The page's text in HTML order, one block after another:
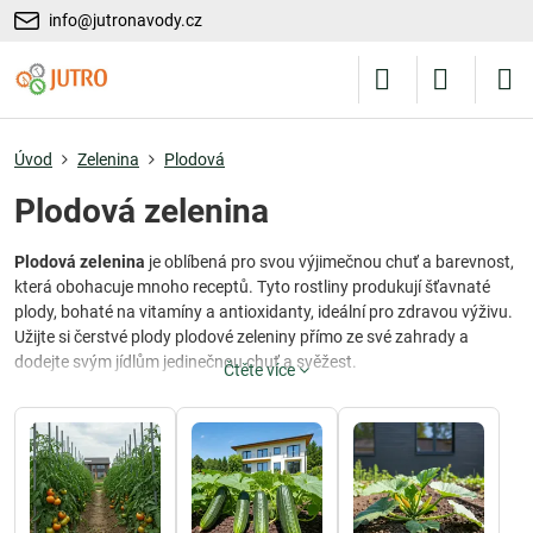
info@jutronavody.cz
Úvod Zelenina Plodová
Plodová zelenina
Plodová zelenina je oblíbená pro svou výjimečnou chuť a barevnost,
která obohacuje mnoho receptů. Tyto rostliny produkují šťavnaté
plody, bohaté na vitamíny a antioxidanty, ideální pro zdravou výživu.
Užijte si čerstvé plody plodové zeleniny přímo ze své zahrady a
dodejte svým jídlům jedinečnou chuť a svěžest.
Oblíbené druhy plodové zeleniny
Mezi nejčastěji pěstované druhy plodové zeleniny patří rajčata,
papriky, okurky a dýně. Tyto rostliny jsou snadné na pěstování a
přizpůsobí se různým typům zahrad, od záhonů až po balkonové
Čtěte více